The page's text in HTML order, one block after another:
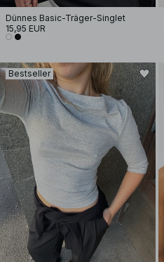
Dünnes Basic-Träger-Singlet
15,95 EUR
Bestseller